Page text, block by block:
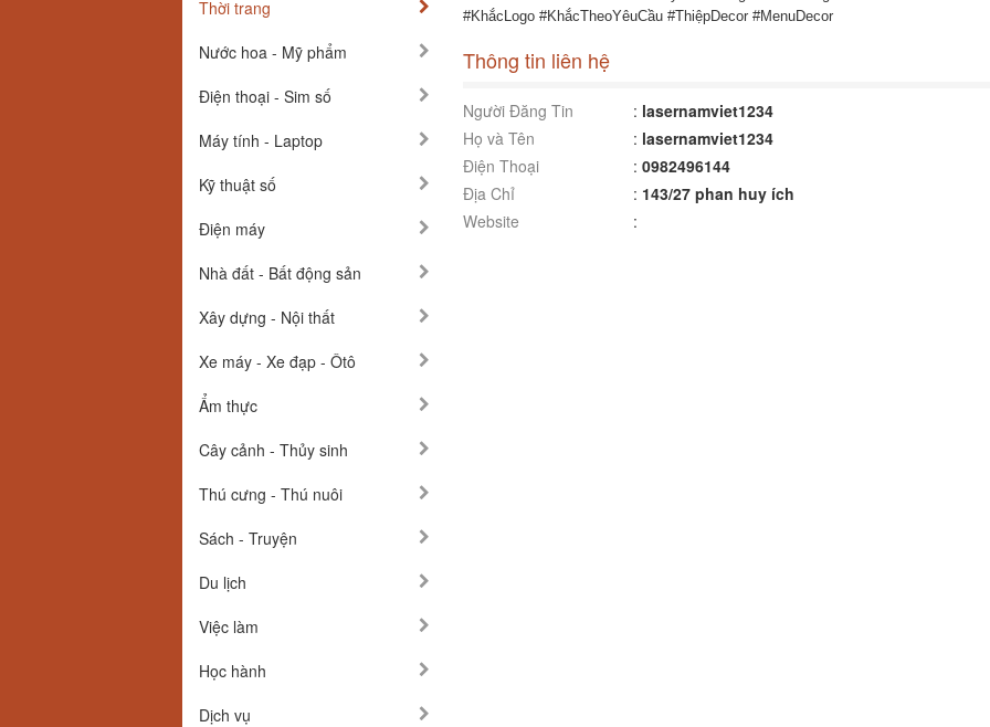
Thời trang
Nước hoa - Mỹ phẩm
Điện thoại - Sim số
Máy tính - Laptop
Kỹ thuật số
Điện máy
Nhà đất - Bất động sản
Xây dựng - Nội thất
Xe máy - Xe đạp - Ôtô
Ẩm thực
Cây cảnh - Thủy sinh
Thú cưng - Thú nuôi
Sách - Truyện
Du lịch
Việc làm
Học hành
Dịch vụ
#KhắcLogo #KhắcTheoYêuCầu #ThiệpDecor #MenuDecor
Thông tin liên hệ
Người Đăng Tin : lasernamviet1234
Họ và Tên
: lasernamviet1234
Điện Thoại
: 0982496144
Địa Chỉ
: 143/27 phan huy ích
Website
: